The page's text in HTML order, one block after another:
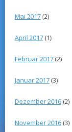
Mai 2017 (2)
April 2017 (1)
Februar 2017 (2)
Januar 2017 (3)
Dezember 2016 (2)
November 2016 (3)